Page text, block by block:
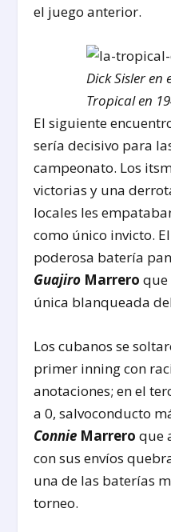
el juego anterior.
Dick Sisler en
Tropical en
El siguiente
sería decisivo para
campeonato. Los
victorias y una
locales les
como único invicto.
poderosa batería
Guajiro Marrero que
única blanqueada
Los cubanos se
primer inning con
anotaciones; en el
a 0, salvoconducto
Connie Marrero que
con sus envíos
una de las baterías
torneo.